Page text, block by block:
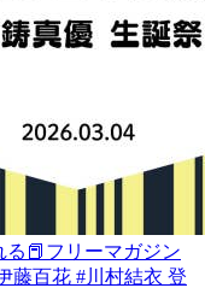
📕フリーマガジン
藤百花 #川村結衣 登